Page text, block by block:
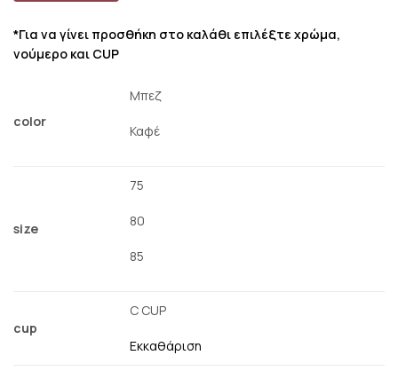
*Για να γίνει προσθήκη στο καλάθι επιλέξτε χρώμα,
νούμερο και CUP
color
Μπεζ
Καφέ
size
75
80
85
cup
C CUP
Εκκαθάριση